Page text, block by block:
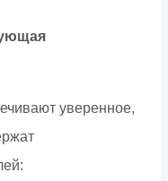
уверенное,